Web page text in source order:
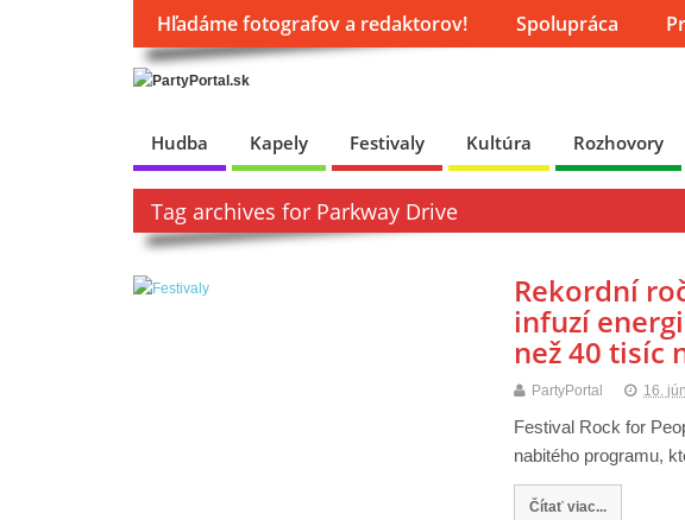
Hľadáme fotografov a redaktorov! Spolupráca
Hudba Kapely Festivaly Kultúra Rozhovory
Tag archives for Parkway Drive
Rekordní
infuzí
než 40 tisíc
PartyPortal 16.
Festival Rock for
nabitého programu,
Čítať viac...